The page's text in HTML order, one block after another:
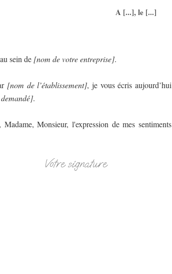
A [...], le [...]
au sein de [nom de votre entreprise].
[nom de l’établissement], je vous écris aujourd’hui
.
Monsieur, l'expression de mes sentiments
Votre signature